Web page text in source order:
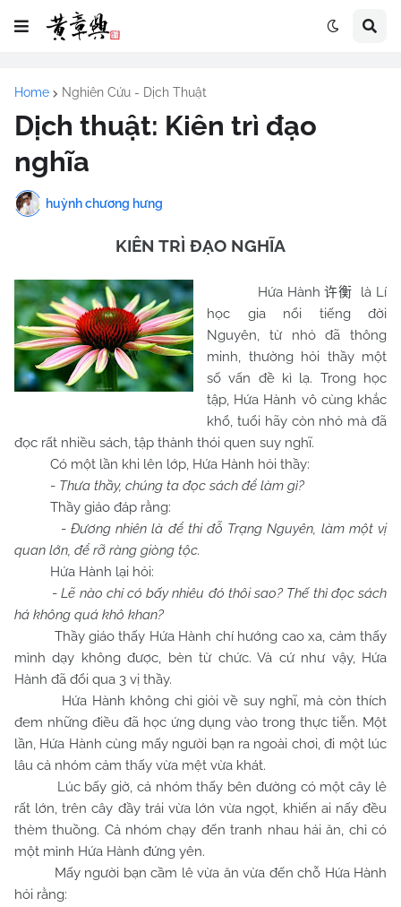
Home Nghiên Cứu - Dịch Thuật
Dịch thuật: Kiên trì đạo
nghĩa
huỳnh chương hưng
KIÊN TRÌ ĐẠO NGHĨA
Hứa Hành许衡
là Lí
học gia nổi tiếng đời
Nguyên, từ nhỏ đã thông
minh, thường hỏi thầy một
số vấn đề kì lạ. Trong học
tập, Hứa Hành vô cùng khắc
khổ, tuổi hãy còn nhỏ mà đã
đọc rất nhiều sách, tập thành thói quen suy nghĩ.
Có một lần khi lên lớp, Hứa Hành hỏi thầy:
- Thưa thầy, chúng ta đọc sách để làm gì?
Thầy giáo đáp rằng:
-Đương nhiên là để thi đỗ Trạng Nguyên, làm một vị
quan lớn, để rỡ ràng giòng tộc.
Hứa Hành lại hỏi:
-Lẽ nào chỉ có bấy nhiêu đó thôi sao? Thế thì đọc sách
há không quá khô khan?
Thầy giáo thấy Hứa Hành chí hướng cao xa, cảm thấy
mình dạy không được, bèn từ chức. Và cứ như vậy, Hứa
Hành đã đổi qua 3 vị thầy.
Hứa Hành không chỉ giỏi về suy nghĩ, mà còn thích
đem những điều đã học ứng dụng vào trong thực tiễn. Một
lần, Hứa Hành cùng mấy người bạn ra ngoài chơi, đi một lúc
lâu cả nhóm cảm thấy vừa mệt vừa khát.
Lúc bấy giờ, cả nhóm thấy bên đường có một cây lê
rất lớn, trên cây đầy trái vừa lớn vừa ngọt, khiến ai nấy đều
thèm thuồng. Cả nhóm chạy đến tranh nhau hái ăn, chỉ có
một mình Hứa Hành đứng yên.
Mấy người bạn cầm lê vừa ăn vừa đến chỗ Hứa Hành
hỏi rằng: